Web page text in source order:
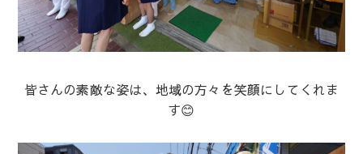
皆さんの素敵な姿は、地域の方々を笑顔にしてくれま
す😊